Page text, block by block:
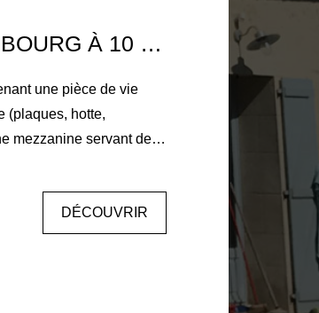
PETITE MAISON DE BOURG À 10 MIN DE LA FERTÉ BERNARD
une pièce de vie
(plaques, hotte,
mezzanine servant de
eau chaude
138€ d'honoraires
DÉCOUVRIR